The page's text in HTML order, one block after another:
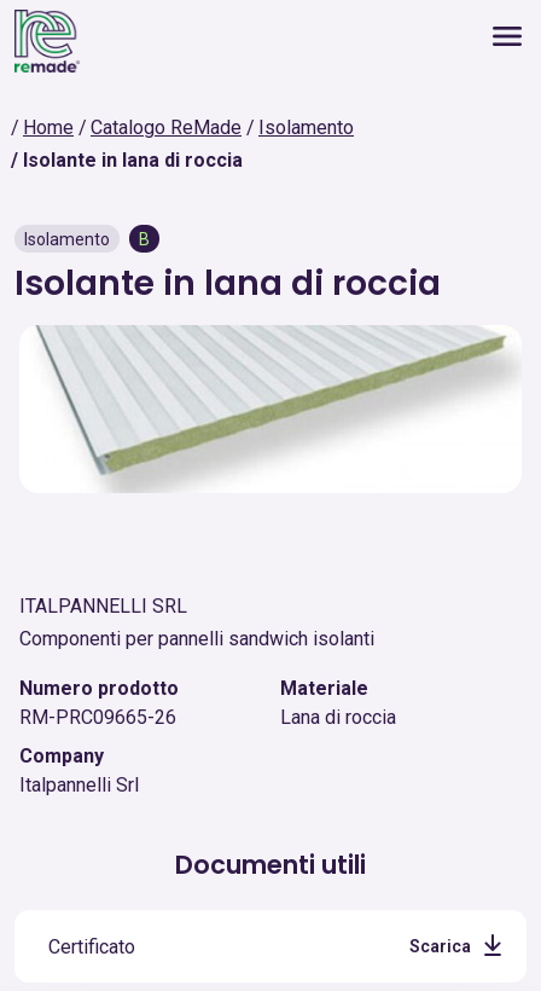
Home Catalogo ReMade
Isolamento
Isolante in lana di roccia
Isolamento B
Isolante in lana di roccia
ITALPANNELLI SRL
Componenti per pannelli sandwich isolanti
Numero prodotto
RM-PRC09665-26
Materiale
Lana di roccia
Company
Italpannelli Srl
Documenti utili
Certificato Scarica